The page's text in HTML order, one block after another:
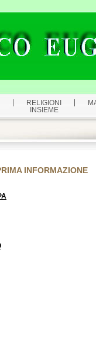
RELIGIONI
INSIEME
INFORMAZIONE